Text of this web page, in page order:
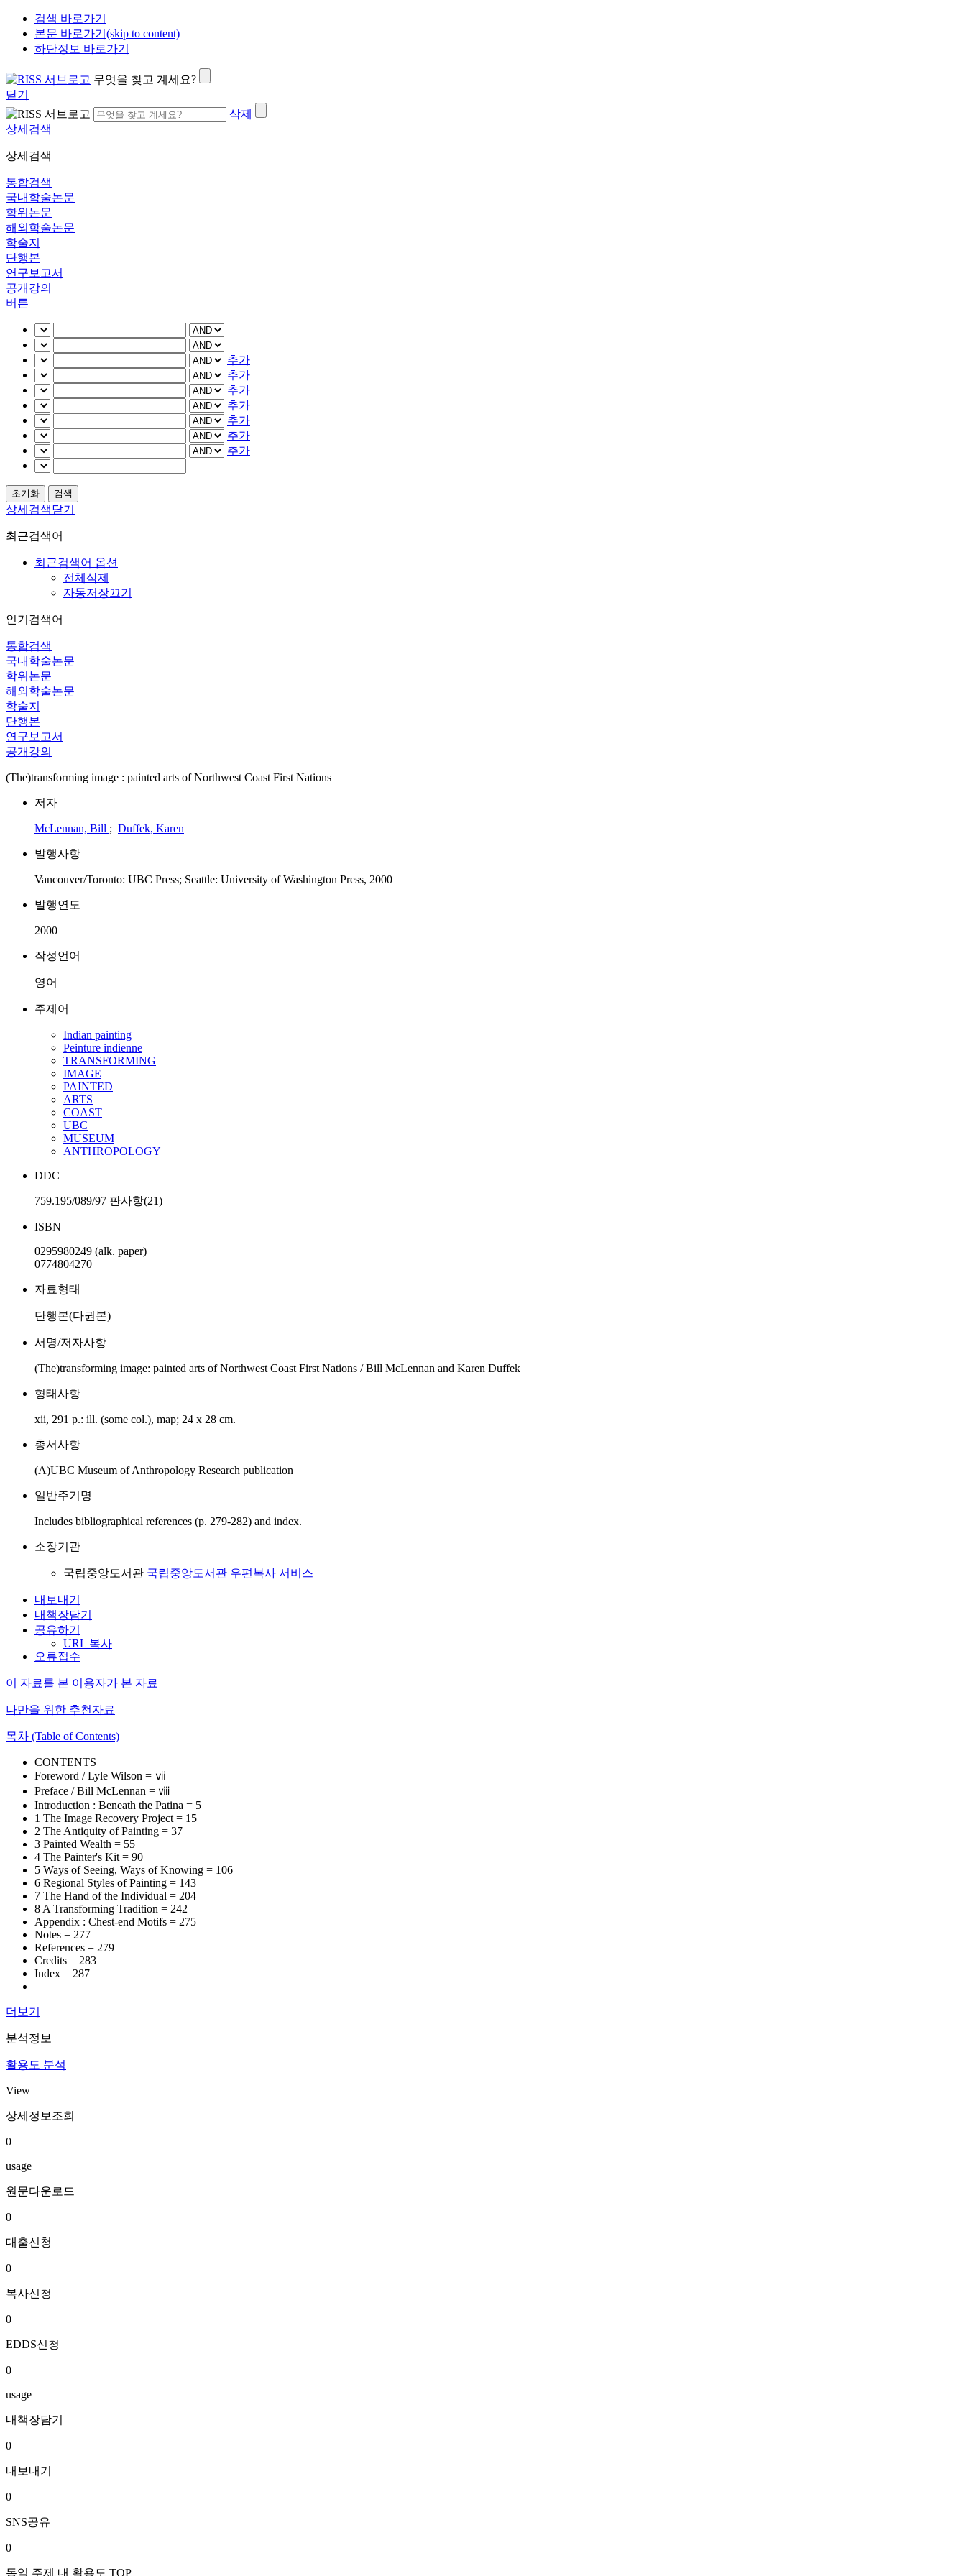
검색 바로가기
본문 바로가기(skip to content)
하단정보 바로가기
무엇을 찾고 계세요?
닫기
삭제
상세검색
상세검색
통합검색
국내학술논문
학위논문
해외학술논문
학술지
단행본
연구보고서
공개강의
버튼
추가
추가
추가
추가
추가
추가
추가
상세검색닫기
최근검색어
최근검색어 옵션
전체삭제
자동저장끄기
인기검색어
통합검색
국내학술논문
학위논문
해외학술논문
학술지
단행본
연구보고서
공개강의
(The)transforming image : painted arts of Northwest Coast First Nations
저자
McLennan, Bill ; Duffek, Karen
발행사항
Vancouver/Toronto: UBC Press; Seattle: University of Washington Press, 2000
발행연도
2000
작성언어
영어
주제어
Indian painting
Peinture indienne
TRANSFORMING
IMAGE
PAINTED
ARTS
COAST
UBC
MUSEUM
ANTHROPOLOGY
DDC
759.195/089/97 판사항(21)
ISBN
0295980249 (alk. paper)
0774804270
자료형태
단행본(다권본)
서명/저자사항
(The)transforming image: painted arts of Northwest Coast First Nations / Bill McLennan and Karen Duffek
형태사항
xii, 291 p.: ill. (some col.), map; 24 x 28 cm.
총서사항
(A)UBC Museum of Anthropology Research publication
일반주기명
Includes bibliographical references (p. 279-282) and index.
소장기관
국립중앙도서관 국립중앙도서관 우편복사 서비스
내보내기
내책장담기
공유하기
URL 복사
오류접수
이 자료를 본 이용자가 본 자료
나만을 위한 추천자료
목차 (Table of Contents)
CONTENTS
Foreword / Lyle Wilson = ⅶ
Preface / Bill McLennan = ⅷ
Introduction : Beneath the Patina = 5
1 The Image Recovery Project = 15
2 The Antiquity of Painting = 37
3 Painted Wealth = 55
4 The Painter's Kit = 90
5 Ways of Seeing, Ways of Knowing = 106
6 Regional Styles of Painting = 143
7 The Hand of the Individual = 204
8 A Transforming Tradition = 242
Appendix : Chest-end Motifs = 275
Notes = 277
References = 279
Credits = 283
Index = 287
더보기
분석정보
활용도 분석
View
상세정보조회
0
usage
원문다운로드
0
대출신청
0
복사신청
0
EDDS신청
0
usage
내책장담기
0
내보내기
0
SNS공유
0
동일 주제 내 활용도 TOP